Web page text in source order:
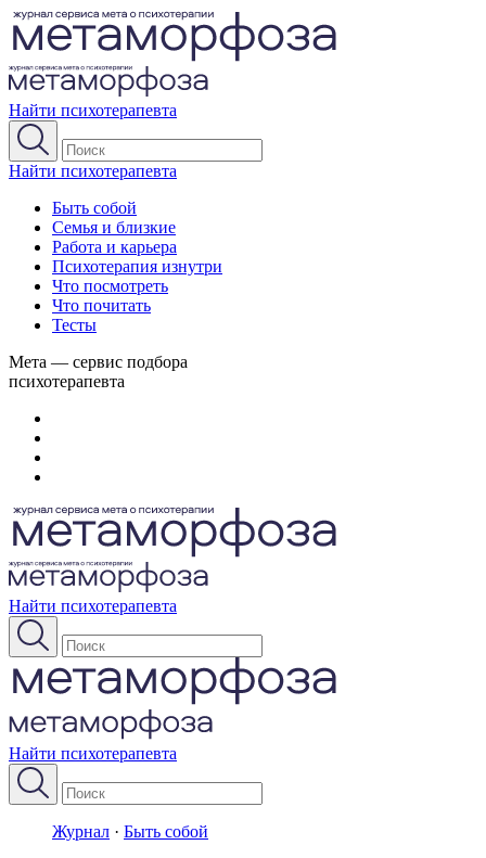
Найти психотерапевта
Найти психотерапевта
Быть собой
Семья и близкие
Работа и карьера
Психотерапия изнутри
Что посмотреть
Что почитать
Тесты
Мета — сервис подбора
психотерапевта
Найти психотерапевта
Найти психотерапевта
Журнал · Быть собой